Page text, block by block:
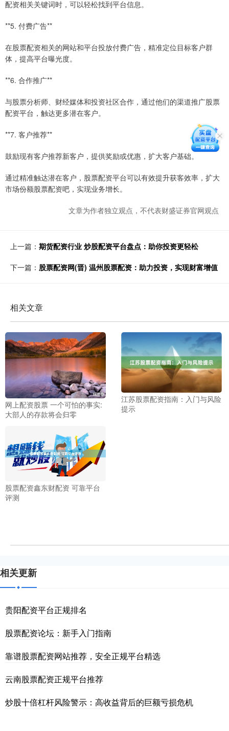
配资相关关键词时，可以轻松找到平台信息。
**5. 付费广告**
在股票配资相关的网站和平台投放付费广告，精准定位目标客户群
体，提高平台曝光度。
**6. 合作推广**
与股票分析师、财经媒体和投资社区合作，通过他们的渠道推广股票
配资平台，触达更多潜在客户。
**7. 客户推荐**
鼓励现有客户推荐新客户，提供奖励或优惠，扩大客户基础。
通过精准触达潜在客户，股票配资平台可以有效提升获客效率，扩大
市场份额股票配资吧，实现业务增长。
文章为作者独立观点，不代表财盛证券官网观点
上一篇： 期货配资行业 炒股配资平台盘点：助你投资更轻松
下一篇： 股票配资网(晋) 温州股票配资：助力投资，实现财富增值
相关文章
网上配资股票 一个可怕的事实:
大部人的存款将会归零
江苏股票配资指南：入门与风险
提示
股票配资鑫东财配资 可靠平台
评测
相关更新
贵阳配资平台正规排名
股票配资论坛：新手入门指南
靠谱股票配资网站推荐，安全正规平台精选
云南股票配资正规平台推荐
炒股十倍杠杆风险警示：高收益背后的巨额亏损危机